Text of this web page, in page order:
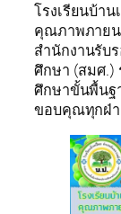
โรงเรียนบ้า
คุณภาพภาย
สำนักงานรับ
ศึกษา (สมศ.)
ศึกษาขั้นพื้นฐ
ขอบคุณทุกฝ่า